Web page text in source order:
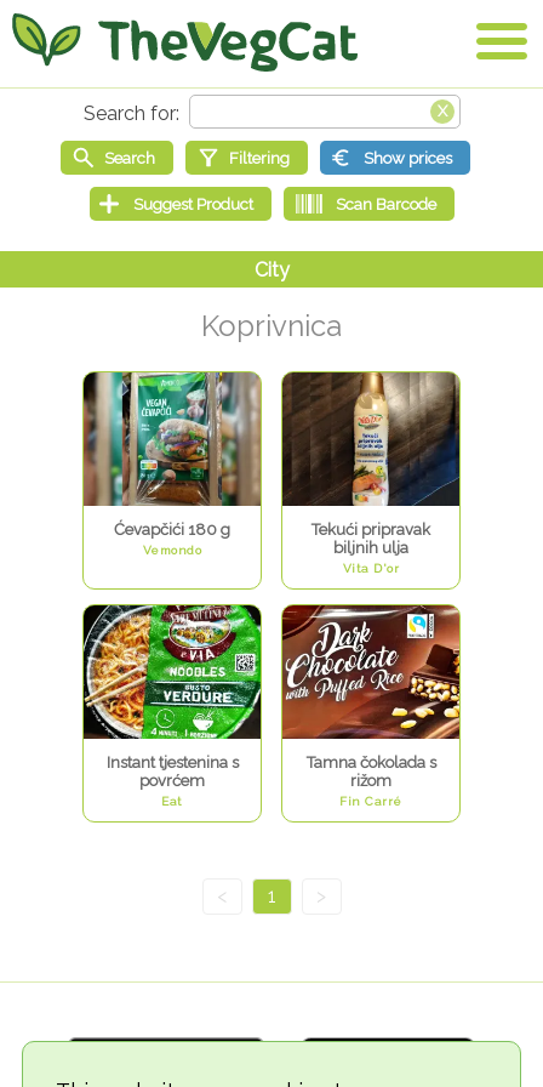
Koprivnica
Ćevapčići 180 g
Vemondo
Tekući pripravak
biljnih ulja
Vita D'or
Instant tjestenina s
povrćem
Eat
Tamna čokolada s
rižom
Fin Carré
< 1 >